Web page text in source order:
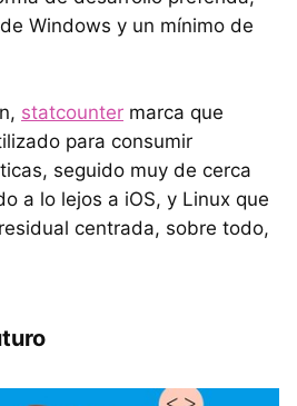
Windows y un mínimo de
statcounter marca que
para consumir
seguido muy de cerca
a lo lejos a iOS, y Linux que
centrada, sobre todo,